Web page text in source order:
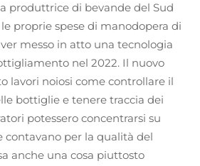
produttrice di bevande del Sud
proprie spese di manodopera di
messo in atto una tecnologia
nel 2022. Il nuovo
lavori noiosi come controllare il
bottiglie e tenere traccia dei
potessero concentrarsi su
contavano per la qualità del
anche una cosa piuttosto